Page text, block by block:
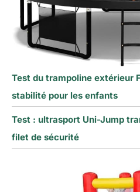
Test du trampoline extérieur
stabilité pour les enfants
Test : ultrasport Uni-Jump
filet de sécurité